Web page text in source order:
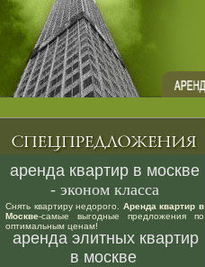
аренда квартир в москве
- эконом класса
Снять квартиру недорого. Аренда квартир в
Москве-самые выгодные предложения по
оптимальным ценам!
аренда элитных квартир
в москве